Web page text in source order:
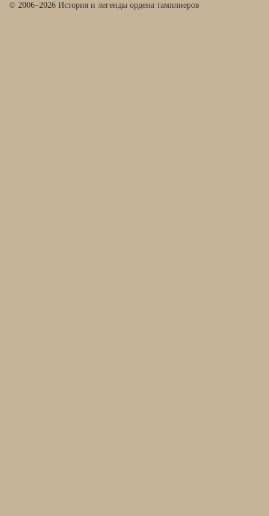
© 2006–2026 История и легенды ордена тамплиеров